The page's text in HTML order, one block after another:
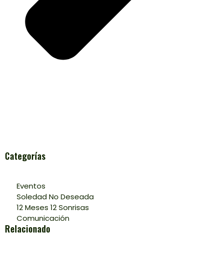
Categorías
Eventos
Soledad No Deseada
12 Meses 12 Sonrisas
Comunicación
Relacionado